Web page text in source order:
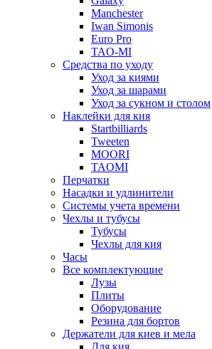
Manchester
Iwan Simonis
Euro Pro
TAO-MI
Средства по уходу
Уход за киями
Уход за шарами
Уход за сукном и столом
Наклейки для кия
Startbilliards
Tweeten
MOORI
TAOMI
Перчатки
Насадки и удлинители
Системы учета времени
Чехлы и тубусы
Тубусы
Чехлы для кия
Часы
Все комплектующие
Лузы
Плиты
Оборудование
Резина для бортов
Держатели для киев и мела
Для кия